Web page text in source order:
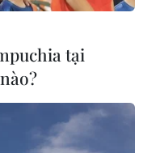
chiến Việt
tại